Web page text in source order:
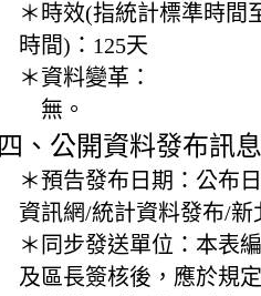
＊時效(指統計標準時間
時間)： 125天
＊資料變革：
無。
四、公開資料發布訊息
＊預告發布日期： 公布
資訊網/統計資料發布/
＊同步發送單位： 本表
及區長簽核後，應於規